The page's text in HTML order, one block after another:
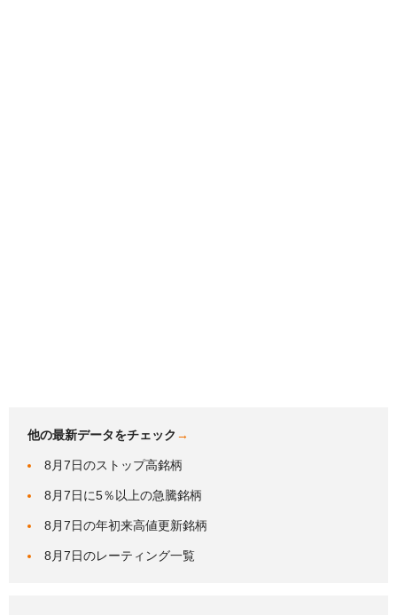
他の最新データをチェック →
8月7日のストップ高銘柄
8月7日に5％以上の急騰銘柄
8月7日の年初来高値更新銘柄
8月7日のレーティング一覧